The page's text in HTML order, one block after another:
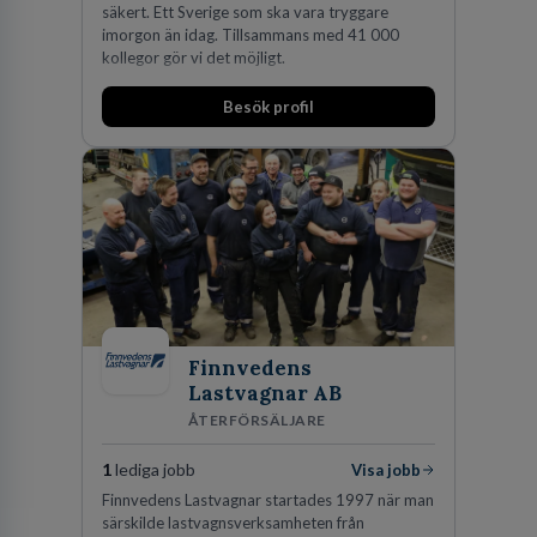
säkert. Ett Sverige som ska vara tryggare
imorgon än idag. Tillsammans med 41 000
kollegor gör vi det möjligt.
Besök profil
Finnvedens
Lastvagnar AB
ÅTERFÖRSÄLJARE
1lediga jobb
Visa jobb
Finnvedens Lastvagnar startades 1997 när man
särskilde lastvagnsverksamheten från